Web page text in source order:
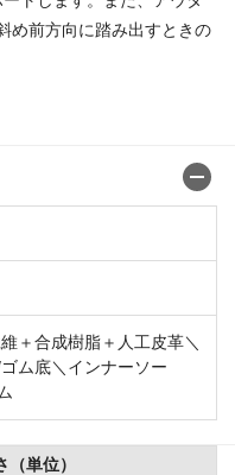
め前方向に踏み出すときの
＋合成樹脂＋人工皮革＼
ム底＼インナーソー
（単位）